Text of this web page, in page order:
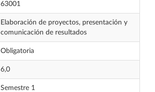
63001
Elaboración de proyectos, presentación y
comunicación de resultados
Obligatoria
6,0
Semestre 1